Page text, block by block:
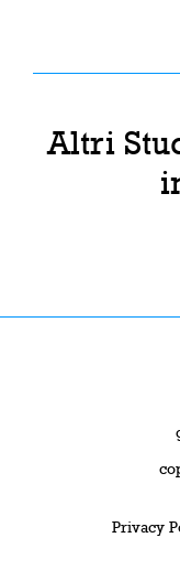
Altri
Privacy